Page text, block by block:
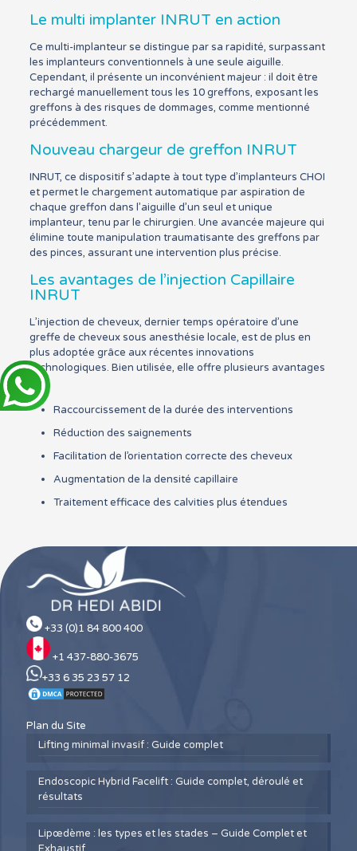
Le multi implanter INRUT en action
Ce multi-implanteur se distingue par sa rapidité, surpassant
les implanteurs conventionnels à une seule aiguille.
Cependant, il présente un inconvénient majeur : il doit être
rechargé manuellement tous les 10 greffons, exposant les
greffons à des risques de dommages, comme mentionné
précédemment.
Nouveau chargeur de greffon INRUT
INRUT, ce dispositif s’adapte à tout type d’implanteurs CHOI
et permet le chargement automatique par aspiration de
chaque greffon dans l’aiguille d’un seul et unique
implanteur, tenu par le chirurgien. Une avancée majeure qui
élimine toute manipulation traumatisante des greffons par
des pinces, assurant une intervention plus précise.
Les avantages de l’injection Capillaire
INRUT
L’injection de cheveux, dernier temps opératoire d’une
greffe de cheveux sous anesthésie locale, est de plus en
plus adoptée grâce aux récentes innovations
technologiques. Bien utilisée, elle offre plusieurs avantages
Raccourcissement de la durée des interventions
Réduction des saignements
Facilitation de l’orientation correcte des cheveux
Augmentation de la densité capillaire
Traitement efficace des calvities plus étendues
+33 (0)1 84 800 400
+1 437-880-3675
+33 6 35 23 57 12
Plan du Site
Lifting minimal invasif : Guide complet
Endoscopic Hybrid Facelift : Guide complet, déroulé et
résultats
Lipœdème : les types et les stades – Guide Complet et